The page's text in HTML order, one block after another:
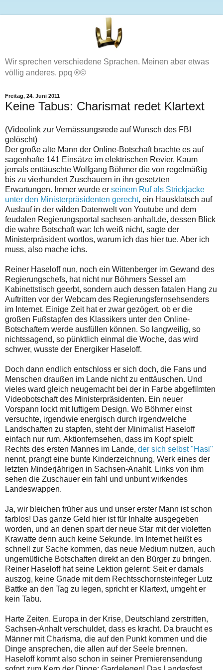
Wir sprechen verschiedene Sprachen. Meinen aber etwas
völlig anderes. ppq ®©
Freitag, 24. Juni 2011
Keine Tabus: Charismat redet Klartext
(Videolink zur Vernässungsrede auf Wunsch des FBI
gelöscht)
Der große alte Mann der Online-Botschaft brachte es auf
sagenhafte 141 Einsätze im elektrischen Revier. Kaum
jemals enttäuschte Wolfgang Böhmer die von regelmäßig
bis zu vierhundert Zuschauern in ihn gesetzten
Erwartungen. Immer wurde er seinem Ruf als Strickjacke
unter den Ministerpräsidenten gerecht, ein Hausklatsch auf
Auslauf in der wilden Datenwelt von Youtube und dem
feudalen Regierungsportal sachsen-anhalt.de, dessen Blick
die wahre Botschaft war: Ich weiß nicht, sagte der
Ministerpräsident wortlos, warum ich das hier tue. Aber ich
muss, also mache ichs.
Reiner Haseloff nun, noch ein Wittenberger im Gewand des
Regierungschefs, hat nicht nur Böhmers Sessel am
Kabinettstisch geerbt, sondern auch dessen fatalen Hang zu
Auftritten vor der Webcam des Regierungsfernsehsenders
im Internet. Einige Zeit hat er zwar gezögert, ob er die
großen Fußstapfen des Klassikers unter den Online-
Botschaftern werde ausfüllen können. So langweilig, so
nichtssagend, so pünktlich einmal die Woche, das wird
schwer, wusste der Energiker Haseloff.
Doch dann endlich entschloss er sich doch, die Fans und
Menschen draußen im Lande nicht zu enttäuschen. Und
vieles ward gleich neugemacht bei der in Farbe abgefilmten
Videobotschaft des Ministerpräsidenten. Ein neuer
Vorspann lockt mit luftigem Design. Wo Böhmer einst
versuchte, irgendwie energisch durch irgendwelche
Landschaften zu stapfen, steht der Minimalist Haseloff
einfach nur rum. Aktionfernsehen, dass im Kopf spielt:
Rechts des ersten Mannes im Lande, der sich selbst "Hasi"
nennt, prangt eine bunte Kinderzeichnung, Werk eines der
letzten Minderjährigen in Sachsen-Anahlt. Links von ihm
sehen die Zuschauer ein fahl und unbunt wirkendes
Landeswappen.
Ja, wir bleichen früher aus und unser erster Mann ist schon
farblos! Das ganze Geld hier ist für Inhalte ausgegeben
worden, und an denen spart der neue Star mit der violetten
Krawatte denn auch keine Sekunde. Im Internet heißt es
schnell zur Sache kommen, das neue Medium nutzen, auch
ungemütliche Botschaften direkt an den Bürger zu bringen.
Reiner Haseloff hat seine Lektion gelernt: Seit er damals
auszog, keine Gnade mit dem Rechtsschornsteinfeger Lutz
Battke an den Tag zu legen, spricht er Klartext, umgeht er
kein Tabu.
Harte Zeiten. Europa in der Krise, Deutschland zerstritten,
Sachsen-Anhalt verschuldet, dass es kracht. Da braucht es
Männer mit Charisma, die auf den Punkt kommen und die
Dinge ansprechen, die allen auf der Seele brennen.
Haseloff kommt also schon in seiner Premierensendung